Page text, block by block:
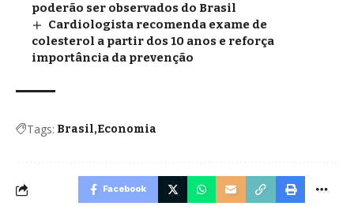
poderão ser observados do Brasil
Cardiologista recomenda exame de
colesterol a partir dos 10 anos e reforça
importância da prevenção
Tags: Brasil Economia
Facebook